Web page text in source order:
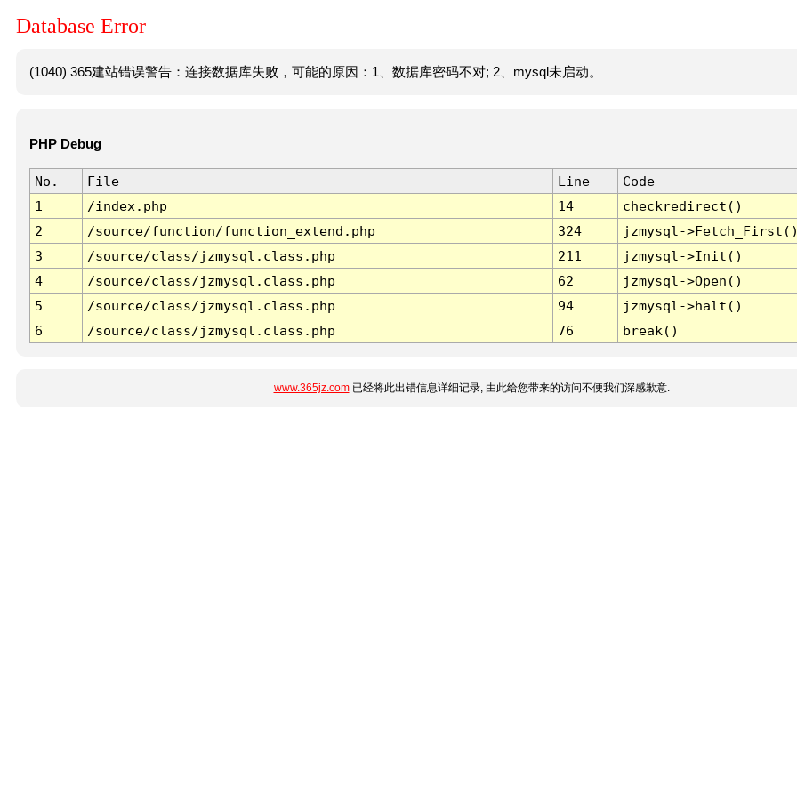
Database Error
(1040) 365建站错误警告：连接数据库失败，可能的原因：1、数据库密码不对; 2、mysql未启动。
PHP Debug
No. File Line
Code
1
/index.php 14
checkredirect()
2
/source/function/function_extend.php 324
jzmysql-
3
/source/class/jzmysql.class.php 211
jzmysql->Init()
4
/source/class/jzmysql.class.php 62
jzmysql->Open()
5
/source/class/jzmysql.class.php 94
jzmysql->halt()
6
/source/class/jzmysql.class.php 76 break()
www.365jz.com已经将此出错信息详细记录, 由此给您带来的访问不便我们深感歉意.